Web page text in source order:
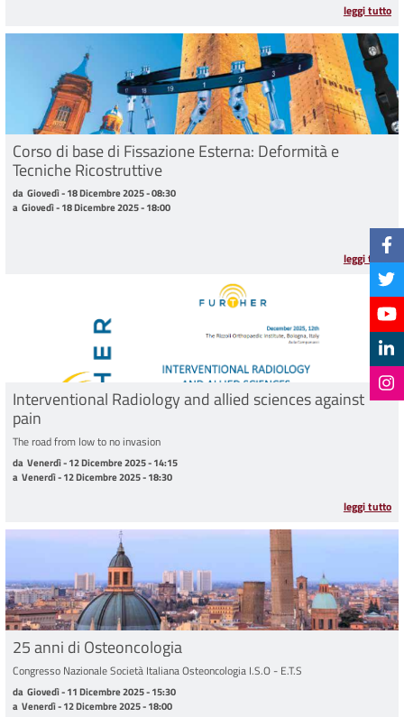
leggi tutto
Corso di base di Fissazione Esterna: Deformità e
Tecniche Ricostruttive
da Giovedì - 18 Dicembre 2025 - 08:30 a Giovedì - 18 Dicembre 2025 - 18:00
da Giovedì - 18 Dicembre 2025 - 08:30
a Giovedì - 18 Dicembre 2025 - 18:00
leggi tutto
Interventional Radiology and allied sciences against
pain
The road from low to no invasion
da Venerdì - 12 Dicembre 2025 - 14:15 a Venerdì - 12 Dicembre 2025 - 18:30
da Venerdì - 12 Dicembre 2025 - 14:15
a Venerdì - 12 Dicembre 2025 - 18:30
leggi tutto
25 anni di Osteoncologia
Congresso Nazionale Società Italiana Osteoncologia I.S.O - E.T.S
da Giovedì - 11 Dicembre 2025 - 15:30 a Venerdì - 12 Dicembre 2025 - 18:00
da Giovedì - 11 Dicembre 2025 - 15:30
a Venerdì - 12 Dicembre 2025 - 18:00